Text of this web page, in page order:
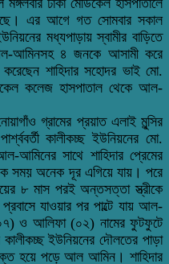
এর আগে গত সোমবার সকাল
মধ্যপাড়ায় স্বামীর বাড়িতে
আমিনসহ ৪ জনকে আসামী করে
শাহিদার সহোদর ভাই মো.
কলেজ হাসপাতাল থেকে আল-
গ্রামের প্রয়াত এলাই মুন্সির
কালীকচ্ছ ইউনিয়নের মো.
আমিনের সাথে শাহিদার প্রেমের
সময় অনেক দূর এগিয়ে যায়। পরে
৮ মাস পরই অন্তসত্তা স্ত্রীকে
যাওয়ার পর পাল্টে যায় আল-
ও আলিফা (০২) নামের ফুটফুটে
ইউনিয়নের দৌলতের পাড়া
হয়ে পড়ে আল আমিন। শাহিদার